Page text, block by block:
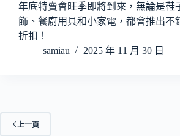
年底特賣會旺季即將到來，無論是鞋
飾、餐廚用具和小家電，都會推出不
折扣！
samiau
2025 年 11 月 30 日
上一頁